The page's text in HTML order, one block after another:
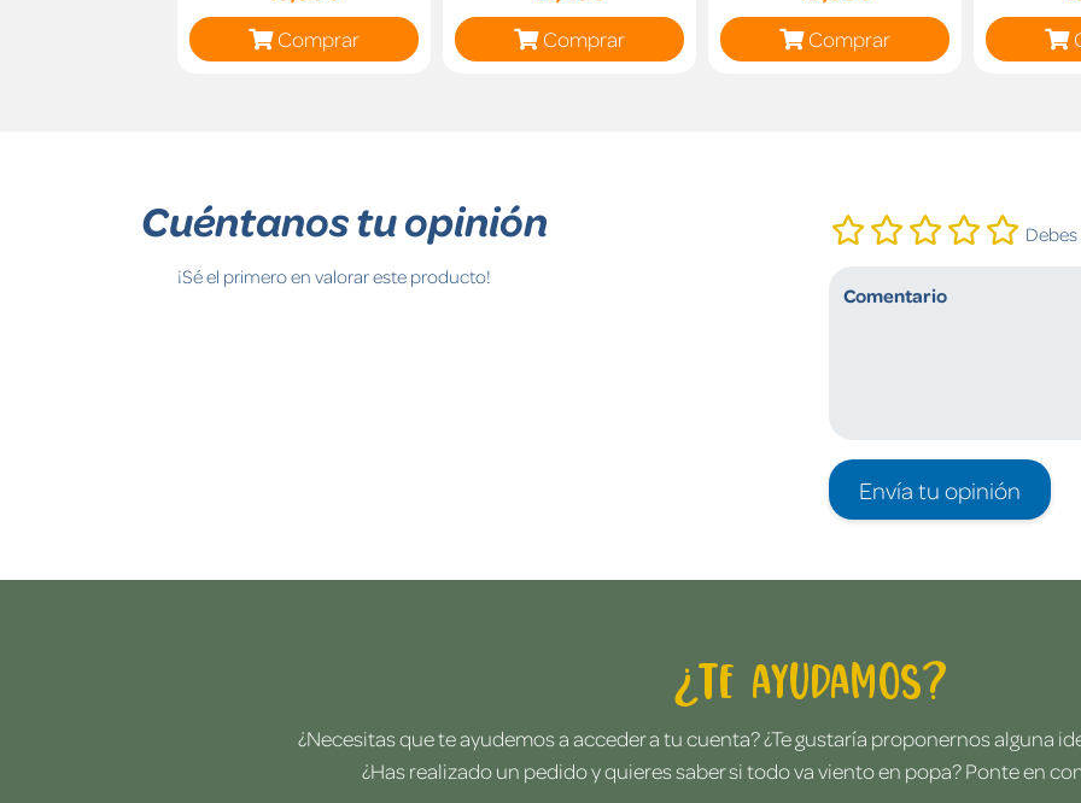
Comprar Comprar Comprar
Cuéntanos tu opinión
¡Sé el primero en valorar este producto!
Envía tu opinión
¿Te ayudamos?
¿Necesitas que te ayudemos a acceder a tu cuenta? ¿Te gustaría proponernos alguna
¿Has realizado un pedido y quieres saber si todo va viento en popa? Ponte en